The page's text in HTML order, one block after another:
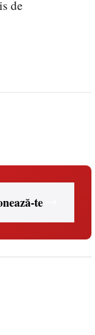
de
te